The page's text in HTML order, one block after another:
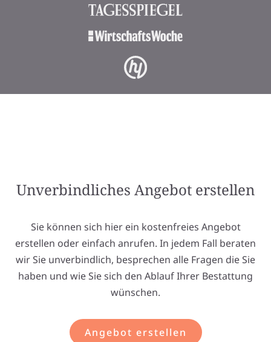
Unverbindliches Angebot erstellen
Sie können sich hier ein kostenfreies Angebot
erstellen oder einfach anrufen. In jedem Fall beraten
wir Sie unverbindlich, besprechen alle Fragen die Sie
haben und wie Sie sich den Ablauf Ihrer Bestattung
wünschen.
Angebot erstellen